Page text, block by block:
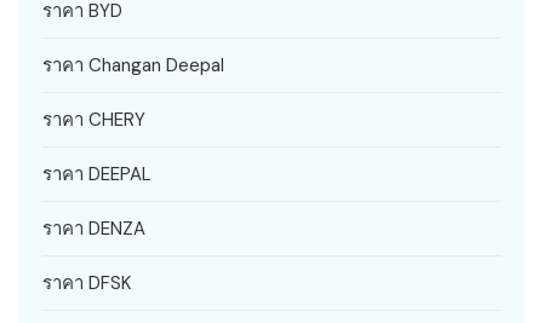
ราคา BYD
ราคา Changan Deepal
ราคา CHERY
ราคา DEEPAL
ราคา DENZA
ราคา DFSK